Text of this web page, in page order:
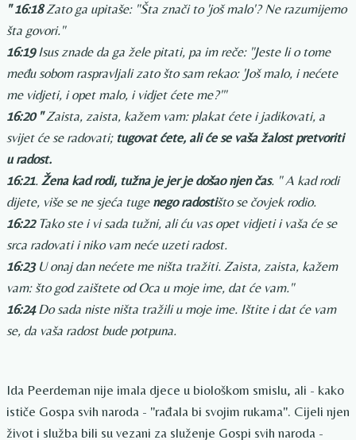
" 16:18Zato ga upitaše: "Šta znači to 'još malo'? Ne razumijemo
šta govori."
16:19Isus znade da ga žele pitati, pa im reče: "Jeste li o tome
među sobom raspravljali zato što sam rekao: 'Još malo, i nećete
me vidjeti, i opet malo, i vidjet ćete me?'"
16:20 "Zaista, zaista, kažem vam: plakat ćete i jadikovati, a
svijet će se radovati; tugovat ćete, ali će se vaša žalost pretvoriti
u radost.
16:21. Žena kad rodi, tužna je jer je došao njen čas. " ​​A kad rodi
dijete, više se ne sjeća tuge nego radostišto se čovjek rodio.
16:22Tako ste i vi sada tužni, ali ću vas opet vidjeti i vaša će se
srca radovati i niko vam neće uzeti radost.
16:23U onaj dan nećete me ništa tražiti. Zaista, zaista, kažem
vam: što god zaištete od Oca u moje ime, dat će vam."
16:24Do sada niste ništa tražili u moje ime. Ištite i dat će vam
se, da vaša radost bude potpuna.
Ida Peerdeman nije imala djece u biološkom smislu, ali - kako
ističe Gospa svih naroda - "rađala bi svojim rukama". Cijeli njen
život i služba bili su vezani za služenje Gospi svih naroda -